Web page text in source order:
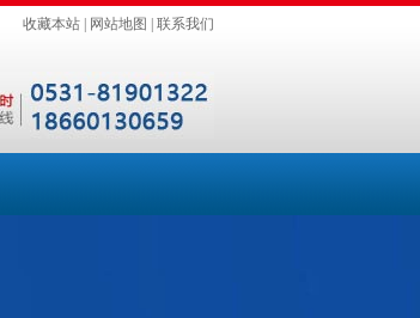
收藏本站 网站地图 联系我们